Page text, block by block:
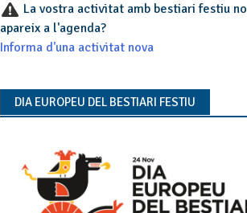
La vostra activitat amb bestiari festiu no
apareix a l'agenda?
Informa d'una activitat nova
DIA EUROPEU DEL BESTIARI FESTIU